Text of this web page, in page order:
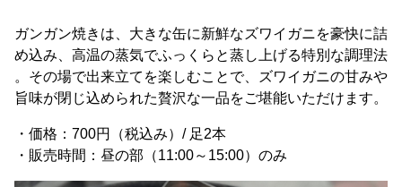
ガンガン焼きは、大きな缶に新鮮なズワイガニを豪快に詰
め込み、高温の蒸気でふっくらと蒸し上げる特別な調理法
。その場で出来立てを楽しむことで、ズワイガニの甘みや
旨味が閉じ込められた贅沢な一品をご堪能いただけます。
・価格：700円（税込み）/ 足2本
・販売時間：昼の部（11:00～15:00）のみ